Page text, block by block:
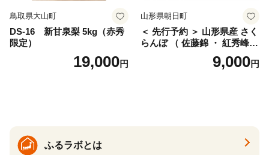
鳥取県大山町
DS-16 新甘泉梨 5kg（赤秀
限定）
19,000円
山形県朝日町
＜ 先行予約 ＞ 山形県産 さく
らんぼ （ 佐藤錦 ・ 紅秀峰
） ご家庭用 M以上 700g 【20
26年6月下旬から7月上旬発
9,000円
ふるラボとは